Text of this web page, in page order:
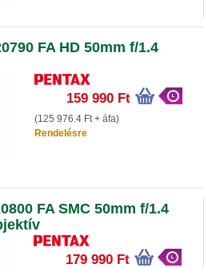
FA HD 50mm f/1.4
159 990 Ft
(125 976.4 Ft + áfa)
Rendelésre
FA SMC 50mm f/1.4
179 990 Ft